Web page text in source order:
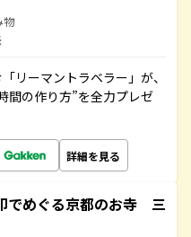
物
リーマントラベラー」が、
間の作り方”を全力プレゼ
詳細を見る
でめぐる京都のお寺 三